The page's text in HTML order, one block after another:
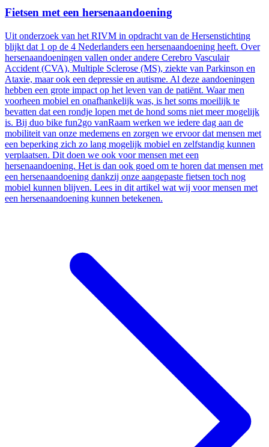
Fietsen met een hersenaandoening
Uit onderzoek van het RIVM in opdracht van de Hersenstichting
blijkt dat 1 op de 4 Nederlanders een hersenaandoening heeft. Over
hersenaandoeningen vallen onder andere Cerebro Vasculair
Accident (CVA), Multiple Sclerose (MS), ziekte van Parkinson en
Ataxie, maar ook een depressie en autisme. Al deze aandoeningen
hebben een grote impact op het leven van de patiënt. Waar men
voorheen mobiel en onafhankelijk was, is het soms moeilijk te
bevatten dat een rondje lopen met de hond soms niet meer mogelijk
is. Bij duo bike fun2go vanRaam werken we iedere dag aan de
mobiliteit van onze medemens en zorgen we ervoor dat mensen met
een beperking zich zo lang mogelijk mobiel en zelfstandig kunnen
verplaatsen. Dit doen we ook voor mensen met een
hersenaandoening. Het is dan ook goed om te horen dat mensen met
een hersenaandoening dankzij onze aangepaste fietsen toch nog
mobiel kunnen blijven. Lees in dit artikel wat wij voor mensen met
een hersenaandoening kunnen betekenen.